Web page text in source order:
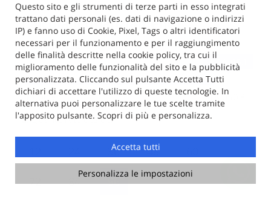
Calcola il finanziamento
1.Quanto vuoi finanziare
1.000 € 18.050 €
€ 16.050
2.Quante rate desideri
36 48
72 84 96
Questo sito e gli strumenti di terze parti in esso integrati
trattano dati personali (es. dati di navigazione o indirizzi
IP) e fanno uso di Cookie, Pixel, Tags o altri identificatori
necessari per il funzionamento e per il raggiungimento
delle finalità descritte nella cookie policy, tra cui il
miglioramento delle funzionalità del sito e la pubblicità
personalizzata. Cliccando sul pulsante Accetta Tutti
dichiari di accettare l'utilizzo di queste tecnologie. In
alternativa puoi personalizzare le tue scelte tramite
l'apposito pulsante. Scopri di più e personalizza.
Accetta tutti
Personalizza le impostazioni